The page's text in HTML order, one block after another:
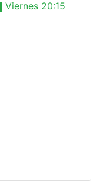
Viernes 20:15